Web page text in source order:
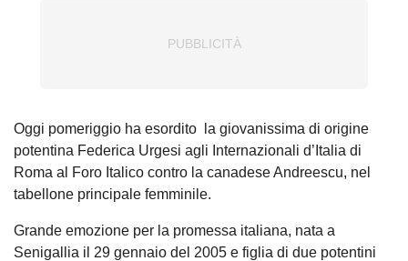
Oggi pomeriggio ha esordito la giovanissima di origine
potentina Federica Urgesi agli Internazionali d’Italia di
Roma al Foro Italico contro la canadese Andreescu, nel
tabellone principale femminile.
Grande emozione per la promessa italiana, nata a
Senigallia il 29 gennaio del 2005 e figlia di due potentini